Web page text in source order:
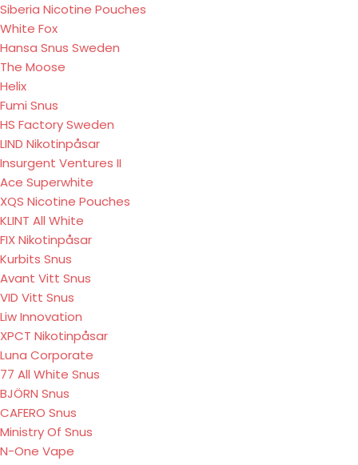
Siberia Nicotine Pouches
White Fox
Hansa Snus Sweden
The Moose
Helix
Fumi Snus
HS Factory Sweden
LIND Nikotinpåsar
Insurgent Ventures II
Ace Superwhite
XQS Nicotine Pouches
KLINT All White
FIX Nikotinpåsar
Kurbits Snus
Avant Vitt Snus
VID Vitt Snus
Liw Innovation
XPCT Nikotinpåsar
Luna Corporate
77 All White Snus
BJÖRN Snus
CAFERO Snus
Ministry Of Snus
N-One Vape